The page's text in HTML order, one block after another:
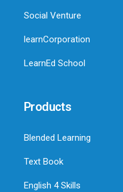
Social Venture
learnCorporation
LearnEd School
Products
Blended Learning
Text Book
English 4 Skills